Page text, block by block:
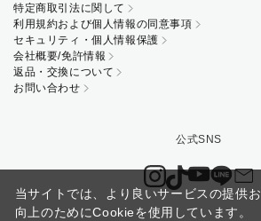
特定商取引法に関して
利用規約および個人情報の同意事項
セキュリティ・個人情報保護
会社概要/免許情報
返品・交換について
お問い合わせ
当サイトでは、より良いサービスの提供
向上のためにCookieを使用しています。